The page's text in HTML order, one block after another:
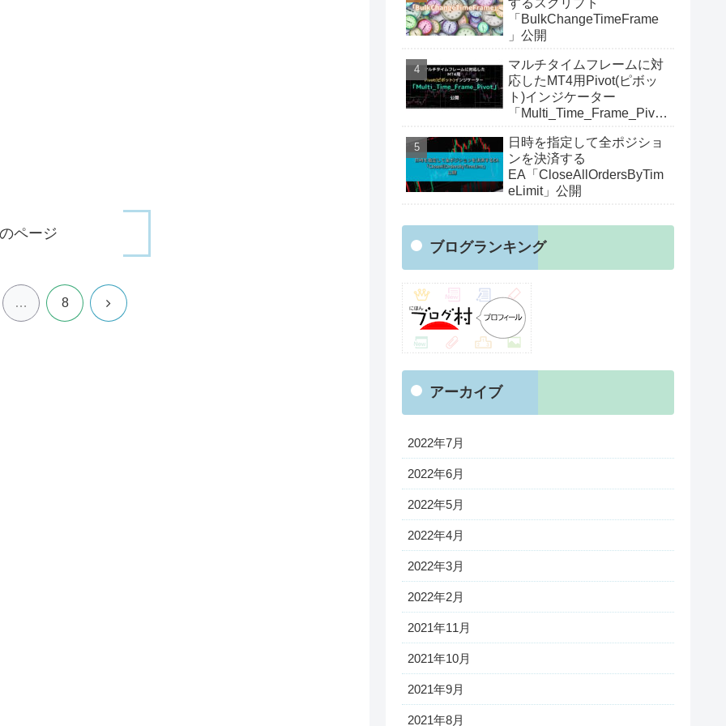
ページ
… 8 次
「BulkChangeTimeFrame
」公開
マルチタイムフレームに対
応したMT4用Pivot(ピボッ
ト)インジケーター
「Multi_Time_Frame_Pivot
日時を指定して全ポジショ
ンを決済する
EA「CloseAllOrdersByTim
eLimit」公開
ブログランキング
アーカイブ
2022年7月
2022年6月
2022年5月
2022年4月
2022年3月
2022年2月
2021年11月
2021年10月
2021年9月
2021年8月